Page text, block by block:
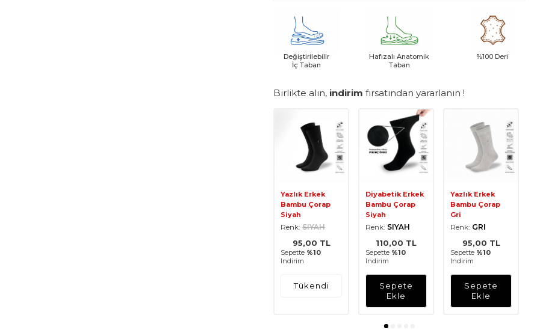
Değiştirilebilir
İç Taban
Hafızalı Anatomik
Taban
%100 Deri
Birlikte alın, indirim fırsatından yararlanın !
Yazlık Erkek
Bambu Çorap
Siyah
Renk: SIYAH
95,00 TL
Sepette %10
Indirim
Tükendi
Diyabetik Erkek
Bambu Çorap
Siyah
Renk: SIYAH
110,00 TL
Sepette %10
Indirim
Sepete
Ekle
Yazlık Erkek
Bambu Çorap
Gri
Renk: GRI
95,00 TL
Sepette %10
Indirim
Sepete
Ekle